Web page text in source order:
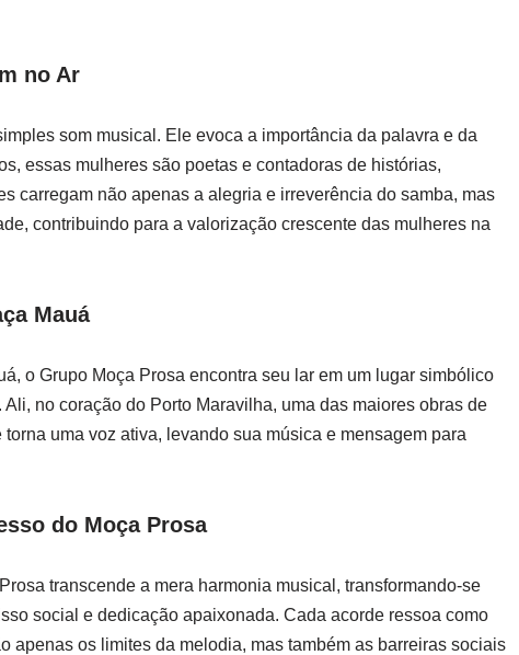
no Ar
som musical. Ele evoca a importância da palavra e da
essas mulheres são poetas e contadoras de histórias,
carregam não apenas a alegria e irreverência do samba, mas
contribuindo para a valorização crescente das mulheres na
Mauá
o Grupo Moça Prosa encontra seu lar em um lugar simbólico
no coração do Porto Maravilha, uma das maiores obras de
uma voz ativa, levando sua música e mensagem para
do Moça Prosa
transcende a mera harmonia musical, transformando-se
social e dedicação apaixonada. Cada acorde ressoa como
apenas os limites da melodia, mas também as barreiras sociais